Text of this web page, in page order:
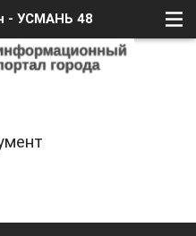
- УСМАНЬ 48